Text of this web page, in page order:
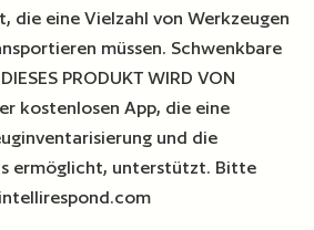
die eine Vielzahl von Werkzeugen
müssen. Schwenkbare
PRODUKT WIRD VON
kostenlosen App, die eine
und die
ermöglicht, unterstützt. Bitte